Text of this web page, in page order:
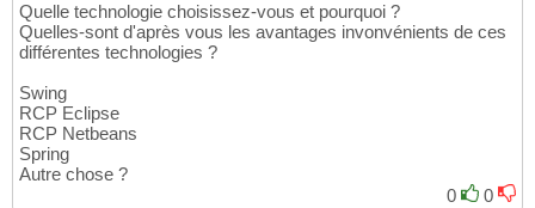
Quelle technologie choisissez-vous et pourquoi ?
Quelles-sont d'après vous les avantages invonvénients de ces
différentes technologies ?
Swing
RCP Eclipse
RCP Netbeans
Spring
Autre chose ?
0
0